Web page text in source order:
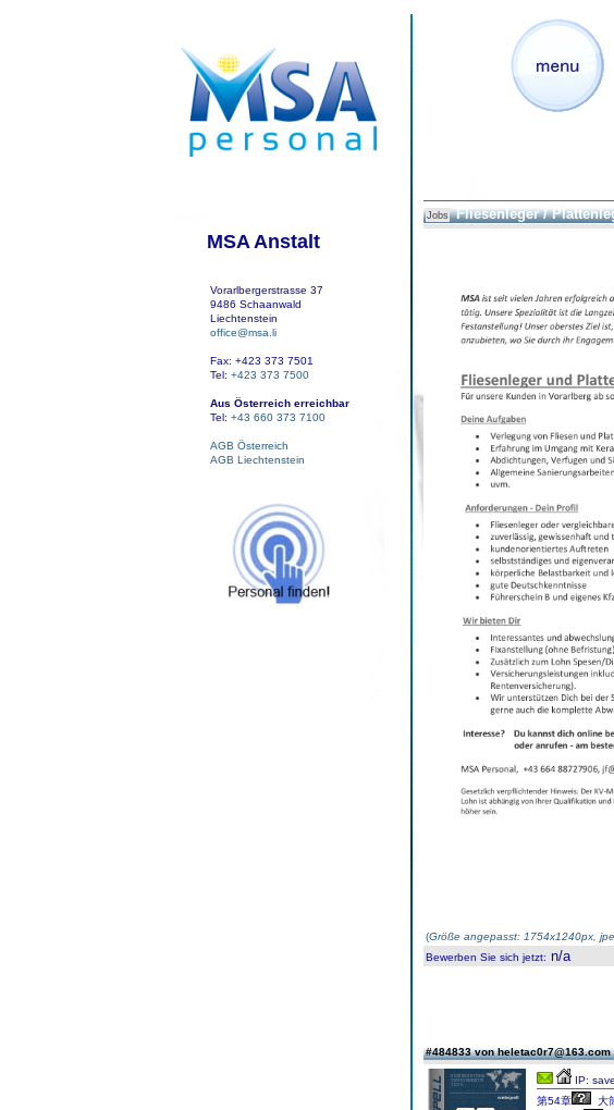
MSA Anstalt
Vorarlbergerstrasse 37
9486 Schaanwald
Liechtenstein
office@msa.li
Fax: +423 373 7501
Tel: +423 373 7500
Aus Österreich erreichbar
Tel: +43 660 373 7100
AGB Österreich
AGB Liechtenstein
Jobs Fliesenleger /
(Größe angepasst: 1754x1240px,
Bewerben Sie sich jetzt: n/a
#484833 von heletac0r7@163.com
IP:
第54章
大